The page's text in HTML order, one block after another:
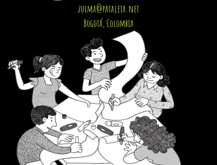
zulma@pataleta.net
Bogotá, Colombia